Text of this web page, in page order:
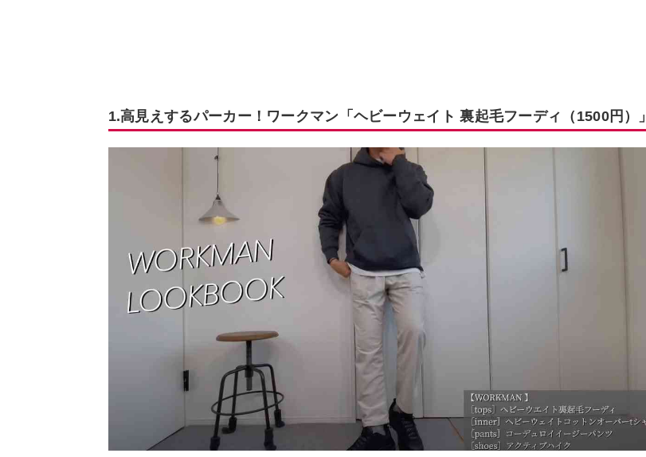
1.高見えするパーカー！ワークマン「ヘビーウェイト 裏起毛フーディ（1500円）」